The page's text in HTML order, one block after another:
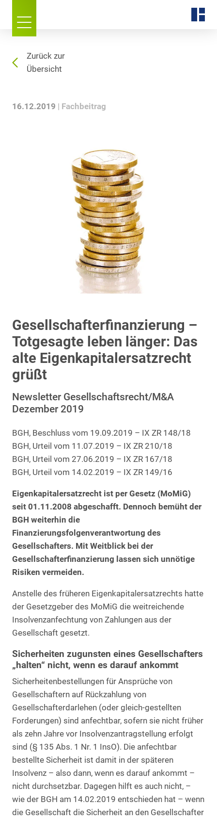
Zurück zur
Übersicht
16.12.2019 Fachbeitrag
Gesellschafterfinanzierung –
Totgesagte leben länger: Das
alte Eigenkapitalersatzrecht
grüßt
Newsletter Gesellschaftsrecht/M&A
Dezember 2019
BGH, Beschluss vom 19.09.2019 – IX ZR 148/18
BGH, Urteil vom 11.07.2019 – IX ZR 210/18
BGH, Urteil vom 27.06.2019 – IX ZR 167/18
BGH, Urteil vom 14.02.2019 – IX ZR 149/16
Eigenkapitalersatzrecht ist per Gesetz (MoMiG)
seit 01.11.2008 abgeschafft. Dennoch bemüht der
BGH weiterhin die
Finanzierungsfolgenverantwortung des
Gesellschafters. Mit Weitblick bei der
Gesellschafterfinanzierung lassen sich unnötige
Risiken vermeiden.
Anstelle des früheren Eigenkapitalersatzrechts hatte
der Gesetzgeber des MoMiG die weitreichende
Insolvenzanfechtung von Zahlungen aus der
Gesellschaft gesetzt.
Sicherheiten zugunsten eines Gesellschafters
„halten“ nicht, wenn es darauf ankommt
Sicherheitenbestellungen für Ansprüche von
Gesellschaftern auf Rückzahlung von
Gesellschafterdarlehen (oder gleich-gestellten
Forderungen) sind anfechtbar, sofern sie nicht früher
als zehn Jahre vor Insolvenzantragstellung erfolgt
sind (§ 135 Abs. 1 Nr. 1 InsO). Die anfechtbar
bestellte Sicherheit ist damit in der späteren
Insolvenz – also dann, wenn es darauf ankommt –
nicht durchsetzbar. Dagegen hilft es auch nicht, –
wie der BGH am 14.02.2019 entschieden hat – wenn
die Gesellschaft die Sicherheit an den Gesellschafter